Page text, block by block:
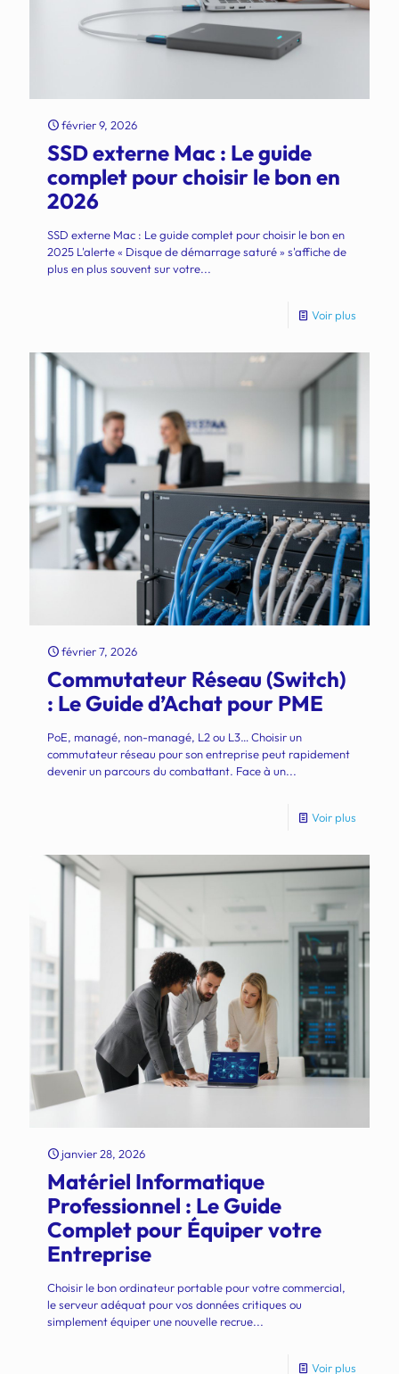
février 9, 2026
SSD externe Mac : Le guide
complet pour choisir le bon en
2026
SSD externe Mac : Le guide complet pour choisir le bon en
2025 L'alerte « Disque de démarrage saturé » s'affiche de
plus en plus souvent sur votre...
Voir plus
février 7, 2026
Commutateur Réseau (Switch)
: Le Guide d’Achat pour PME
PoE, managé, non-managé, L2 ou L3… Choisir un
commutateur réseau pour son entreprise peut rapidement
devenir un parcours du combattant. Face à un...
Voir plus
janvier 28, 2026
Matériel Informatique
Professionnel : Le Guide
Complet pour Équiper votre
Entreprise
Choisir le bon ordinateur portable pour votre commercial,
le serveur adéquat pour vos données critiques ou
simplement équiper une nouvelle recrue...
Voir plus